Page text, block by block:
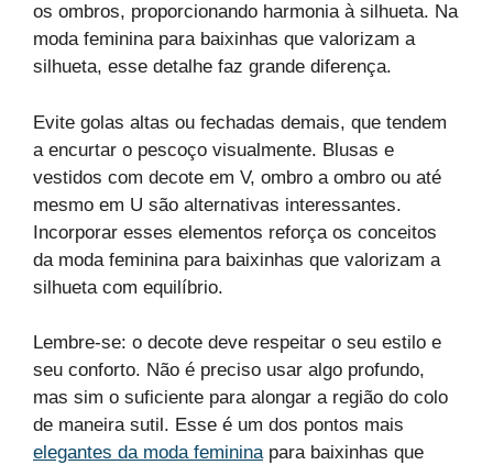
os ombros, proporcionando harmonia à silhueta. Na
moda feminina para baixinhas que valorizam a
silhueta, esse detalhe faz grande diferença.
Evite golas altas ou fechadas demais, que tendem
a encurtar o pescoço visualmente. Blusas e
vestidos com decote em V, ombro a ombro ou até
mesmo em U são alternativas interessantes.
Incorporar esses elementos reforça os conceitos
da moda feminina para baixinhas que valorizam a
silhueta com equilíbrio.
Lembre-se: o decote deve respeitar o seu estilo e
seu conforto. Não é preciso usar algo profundo,
mas sim o suficiente para alongar a região do colo
de maneira sutil. Esse é um dos pontos mais
elegantes da moda femininapara baixinhas que